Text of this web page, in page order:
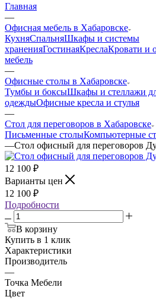
Главная
—
Офисная мебель в Хабаровске
КухняСпальняШкафы и системы
храненияГостинаяКреслаКровати и
мебель
—
Офисные столы в Хабаровске
Тумбы и боксыШкафы и стеллажи
одеждыОфисные кресла и стулья
—
Стол для переговоров в Хабаровске
Письменные столыКомпьютерные
—Стол офисный для переговоров
12 100 ₽
Варианты цен
12 100 ₽
Подробности
В корзину
Купить в 1 клик
Характеристики
Производитель
—
Точка Мебели
Цвет